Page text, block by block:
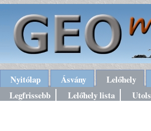
Nyitólap Ásvány Lelőhely
Legfrissebb
Lelőhely lista